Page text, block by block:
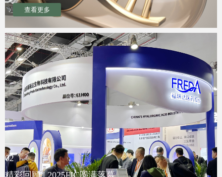
查看更多
02
精彩回顾 | 2025FIC圆满落幕